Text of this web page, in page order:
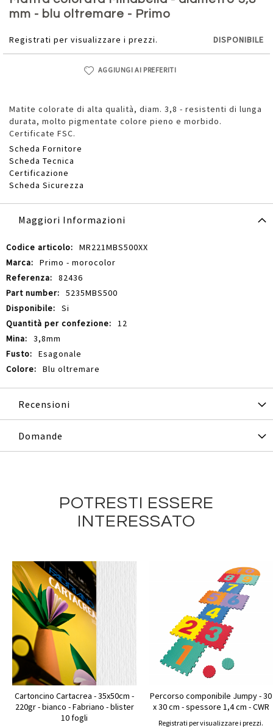
mm - blu oltremare - Primo
Registrati per visualizzare i prezzi. DISPONIBILE
AGGIUNGI AI PREFERITI
Matite colorate di alta qualità, diam. 3,8 - resistenti di lunga
durata, molto pigmentate colore pieno e morbido.
Certificate FSC.
Scheda Fornitore
Scheda Tecnica
Certificazione
Scheda Sicurezza
della
galleria
immagini
Maggiori Informazioni
Maggiori
Informazioni
MR221MBS500XX
Primo - morocolor
82436
5235MBS500
Si
12
3,8mm
Esagonale
Blu oltremare
Recensioni
Domande
POTRESTI ESSERE
INTERESSATO
Cartoncino Cartacrea - 35x50cm -
220gr - bianco - Fabriano - blister
10 fogli
Percorso componibile Jumpy - 30
x 30 cm - spessore 1,4 cm - CWR
Registrati per visualizzare i prezzi.